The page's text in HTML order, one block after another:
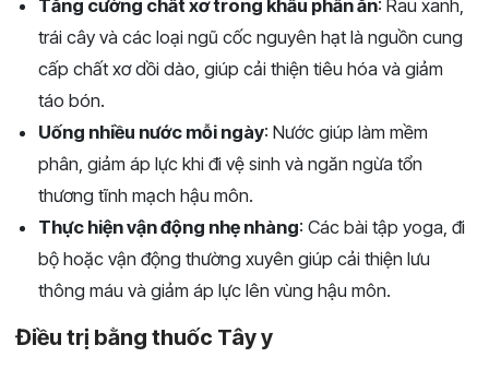
Tăng cường chất xơ trong khẩu phần ăn: Rau xanh,
trái cây và các loại ngũ cốc nguyên hạt là nguồn cung
cấp chất xơ dồi dào, giúp cải thiện tiêu hóa và giảm
táo bón.
Uống nhiều nước mỗi ngày: Nước giúp làm mềm
phân, giảm áp lực khi đi vệ sinh và ngăn ngừa tổn
thương tĩnh mạch hậu môn.
Thực hiện vận động nhẹ nhàng: Các bài tập yoga, đi
bộ hoặc vận động thường xuyên giúp cải thiện lưu
thông máu và giảm áp lực lên vùng hậu môn.
Điều trị bằng thuốc Tây y